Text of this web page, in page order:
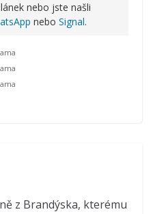
nebo jste našli
nebo Signal.
z Brandýska, kterému